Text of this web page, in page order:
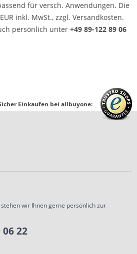
für versch. Anwendungen. Die
inkl. MwSt., zzgl. Versandkosten.
persönlich unter +49 89-122 89 06
Einkaufen bei allbuyone:
wir Ihnen gerne persönlich zur
06 22